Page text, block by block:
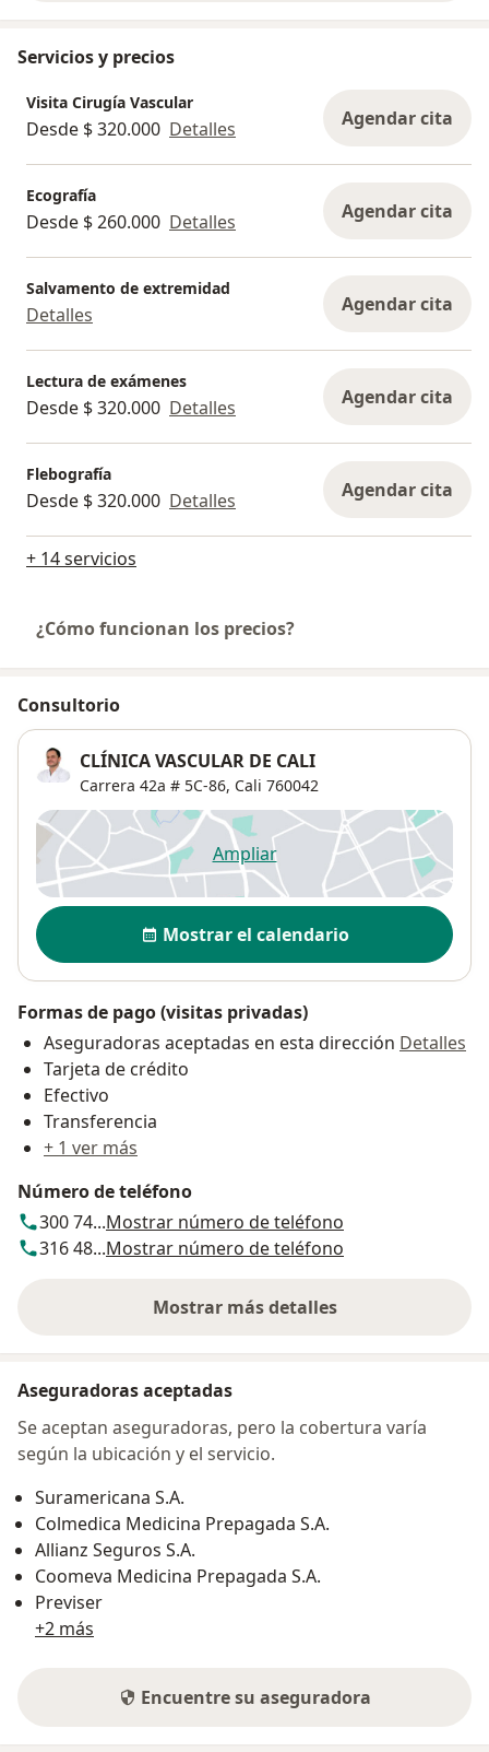
Servicios y precios
Visita Cirugía Vascular
Desde $ 320.000 Detalles Agendar cita
Ecografía
Desde $ 260.000 Detalles Agendar cita
Salvamento de extremidad
Detalles Agendar cita
Lectura de exámenes
Desde $ 320.000 Detalles Agendar cita
Flebografía
Desde $ 320.000 Detalles Agendar cita
+ 14 servicios
¿Cómo funcionan los precios?
Consultorio
CLÍNICA VASCULAR DE CALI
Carrera 42a # 5C-86, Cali 760042
Ampliarse abre en una nueva
Disponibilidad
Mostrar el calendario
Formas de pago (visitas privadas)
Aseguradoras aceptadas en esta dirección Detalles
Tarjeta de crédito
Efectivo
Transferencia
+ 1 ver más
Número de teléfono
300 74...Mostrar número de teléfono
316 48...Mostrar número de teléfono
Mostrar más detalles
sobre la dirección
Aseguradoras aceptadas
Se aceptan aseguradoras, pero la cobertura varía
según la ubicación y el servicio.
Suramericana S.A.
Colmedica Medicina Prepagada S.A.
Allianz Seguros S.A.
Coomeva Medicina Prepagada S.A.
Previser
+2 más
Encuentre su aseguradora